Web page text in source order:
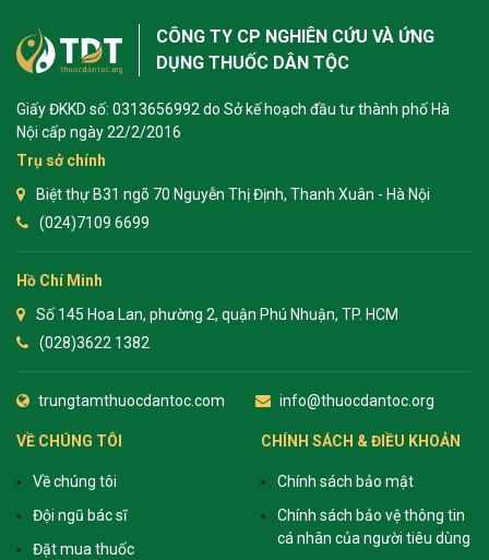
CÔNG TY CP NGHIÊN CỨU VÀ ỨNG
DỤNG THUỐC DÂN TỘC
Giấy ĐKKD số: 0313656992 do Sở kế hoạch đầu tư thành phố Hà
Nội cấp ngày 22/2/2016
Trụ sở chính
Biệt thự B31 ngõ 70 Nguyễn Thị Định, Thanh Xuân - Hà Nội
(024)7109 6699
Hồ Chí Minh
Số 145 Hoa Lan, phường 2, quận Phú Nhuận, TP. HCM
(028)3622 1382
trungtamthuocdantoc.com info@thuocdantoc.org
VỀ CHÚNG TÔI
Về chúng tôi
Đội ngũ bác sĩ
Đặt mua thuốc
CHÍNH SÁCH & ĐIỀU KHOẢN
Chính sách bảo mật
Chính sách bảo vệ thông tin
cá nhân của người tiêu dùng